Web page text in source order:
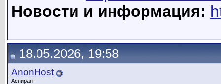
Новости и информация:
18.05.2026, 19:58
AnonHost
Аспирант